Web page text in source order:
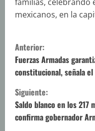
mexicanos, en la
S
i
g
u
Anterior:
Fuerzas Armadas
constitucional, señala
Siguiente:
Saldo blanco en los
confirma gobernador